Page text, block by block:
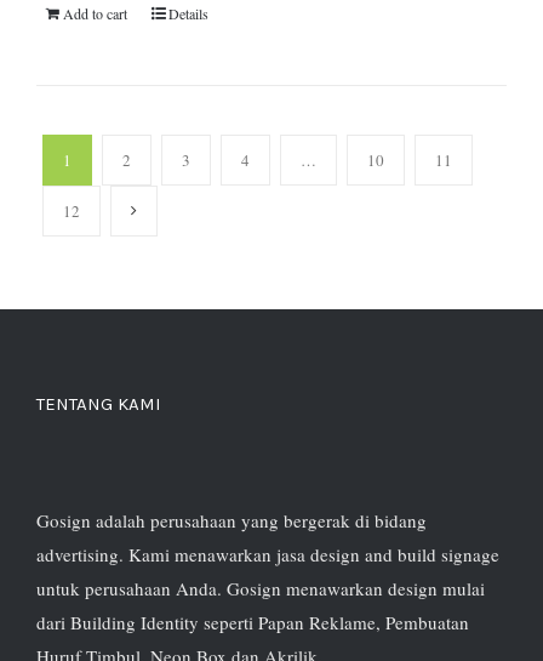
Add to cart Details
1 2 3 4 … 10 11
12
TENTANG KAMI
Gosign adalah perusahaan yang bergerak di bidang
advertising. Kami menawarkan jasa design and build signage
untuk perusahaan Anda. Gosign menawarkan design mulai
dari Building Identity seperti Papan Reklame, Pembuatan
Huruf Timbul, Neon Box dan Akrilik.